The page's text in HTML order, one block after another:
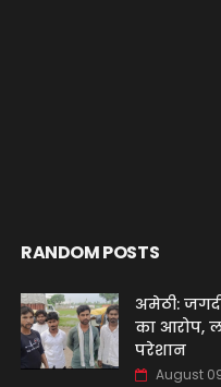
RANDOM POSTS
अमेठी:
का आरोप,
परेशान
August